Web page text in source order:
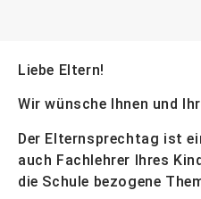
Liebe Eltern!
Wir wünsche Ihnen und
Der Elternsprechtag ist
auch Fachlehrer Ihres
die Schule bezogene